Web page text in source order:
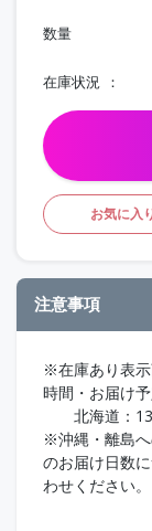
数量
在庫状況
お気に入
注意事項
※在庫あり表
時間・お届け予
北海道：13
※沖縄・離島
のお届け日数
わせください。